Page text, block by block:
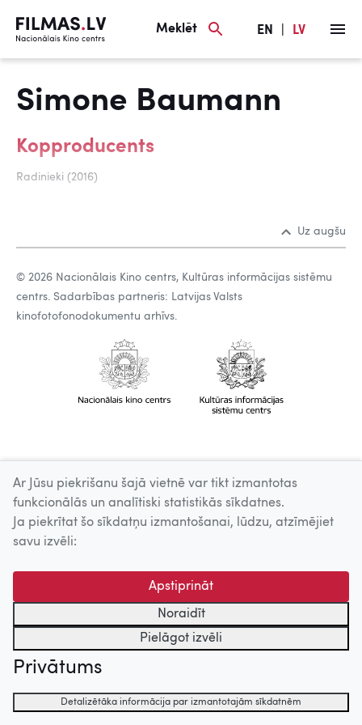
Meklēt EN LV
Simone Baumann
Kopproducents
Radinieki (2016)
Uz augšu
© 2026 Nacionālais Kino centrs, Kultūras informācijas sistēmu
centrs. Sadarbības partneris: Latvijas Valsts
kinofotofonodokumentu arhīvs.
Ar Jūsu piekrišanu šajā vietnē var tikt izmantotas
funkcionālās un analītiski statistikās sīkdatnes.
Ja piekrītat šo sīkdatņu izmantošanai, lūdzu, atzīmējiet
savu izvēli:
Apstiprināt
Noraidīt
Pielāgot izvēli
Privātums
Detalizētāka informācija par izmantotajām sīkdatnēm